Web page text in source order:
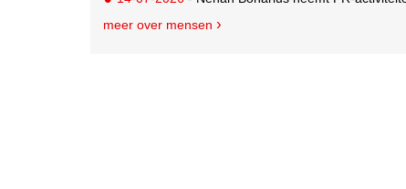
meer over mensen